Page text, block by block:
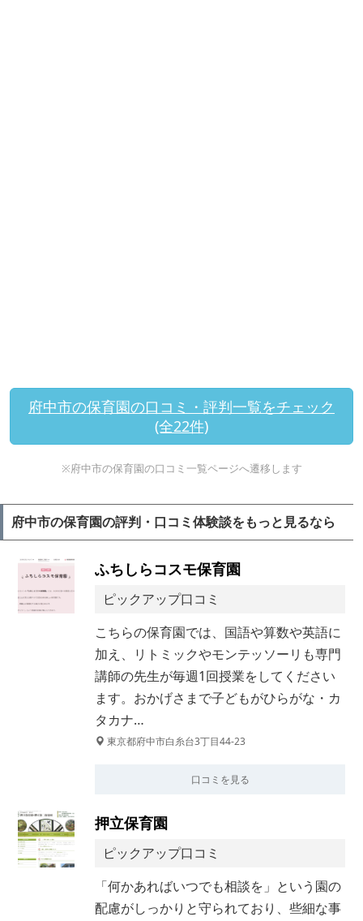
府中市の保育園の口コミ・評判一覧をチェック
(全22件)
※府中市の保育園の口コミ一覧ページへ遷移します
府中市の保育園の評判・口コミ体験談をもっと見るなら
ふちしらコスモ保育園
ピックアップ口コミ
こちらの保育園では、国語や算数や英語に
加え、リトミックやモンテッソーリも専門
講師の先生が毎週1回授業をしてください
ます。おかげさまで子どもがひらがな・カ
タカナ…
東京都府中市白糸台3丁目44-23
口コミを見る
押立保育園
ピックアップ口コミ
「何かあればいつでも相談を」という園の
配慮がしっかりと守られており、些細な事